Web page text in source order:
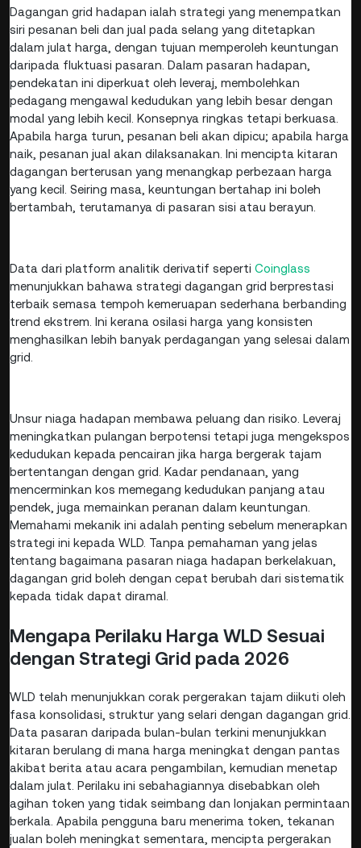
Dagangan grid hadapan ialah strategi yang menempatkan
siri pesanan beli dan jual pada selang yang ditetapkan
dalam julat harga, dengan tujuan memperoleh keuntungan
daripada fluktuasi pasaran. Dalam pasaran hadapan,
pendekatan ini diperkuat oleh leveraj, membolehkan
pedagang mengawal kedudukan yang lebih besar dengan
modal yang lebih kecil. Konsepnya ringkas tetapi berkuasa.
Apabila harga turun, pesanan beli akan dipicu; apabila harga
naik, pesanan jual akan dilaksanakan. Ini mencipta kitaran
dagangan berterusan yang menangkap perbezaan harga
yang kecil. Seiring masa, keuntungan bertahap ini boleh
bertambah, terutamanya di pasaran sisi atau berayun.
Data dari platform analitik derivatif seperti Coinglass
menunjukkan bahawa strategi dagangan grid berprestasi
terbaik semasa tempoh kemeruapan sederhana berbanding
trend ekstrem. Ini kerana osilasi harga yang konsisten
menghasilkan lebih banyak perdagangan yang selesai dalam
grid.
Unsur niaga hadapan membawa peluang dan risiko. Leveraj
meningkatkan pulangan berpotensi tetapi juga mengekspos
kedudukan kepada pencairan jika harga bergerak tajam
bertentangan dengan grid. Kadar pendanaan, yang
mencerminkan kos memegang kedudukan panjang atau
pendek, juga memainkan peranan dalam keuntungan.
Memahami mekanik ini adalah penting sebelum menerapkan
strategi ini kepada WLD. Tanpa pemahaman yang jelas
tentang bagaimana pasaran niaga hadapan berkelakuan,
dagangan grid boleh dengan cepat berubah dari sistematik
kepada tidak dapat diramal.
Mengapa Perilaku Harga WLD Sesuai
dengan Strategi Grid pada 2026
WLD telah menunjukkan corak pergerakan tajam diikuti oleh
fasa konsolidasi, struktur yang selari dengan dagangan grid.
Data pasaran daripada bulan-bulan terkini menunjukkan
kitaran berulang di mana harga meningkat dengan pantas
akibat berita atau acara pengambilan, kemudian menetap
dalam julat. Perilaku ini sebahagiannya disebabkan oleh
agihan token yang tidak seimbang dan lonjakan permintaan
berkala. Apabila pengguna baru menerima token, tekanan
jualan boleh meningkat sementara, mencipta pergerakan